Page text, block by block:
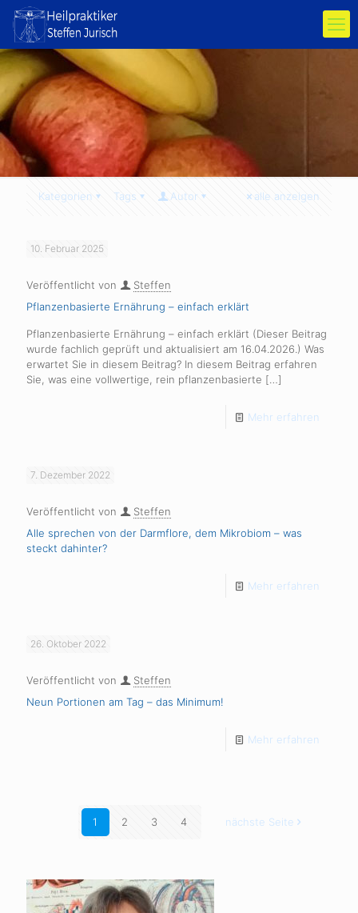
Kategorien Tags Autor alle anzeigen
10. Februar 2025
Veröffentlicht von
Steffen
Pflanzenbasierte Ernährung – einfach erklärt
Pflanzenbasierte Ernährung – einfach erklärt (Dieser Beitrag
wurde fachlich geprüft und aktualisiert am 16.04.2026.) Was
erwartet Sie in diesem Beitrag? In diesem Beitrag erfahren
Sie, was eine vollwertige, rein pflanzenbasierte […]
Mehr erfahren
7. Dezember 2022
Veröffentlicht von
Steffen
Alle sprechen von der Darmflore, dem Mikrobiom – was
steckt dahinter?
Mehr erfahren
26. Oktober 2022
Veröffentlicht von
Steffen
Neun Portionen am Tag – das Minimum!
Mehr erfahren
1 2 3 4 nächste Seite